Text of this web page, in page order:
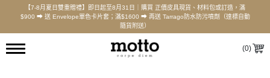
【7-8月夏日雙重贈禮】即日起至8月31日｜購買 正價皮具現貨、材料包或訂造，滿
$900 ⮕ 送 Envelope單色卡片套；滿$1600 ⮕ 再送 Tarrago防水防污噴劑（達標自動
隨貨附送）
(0)